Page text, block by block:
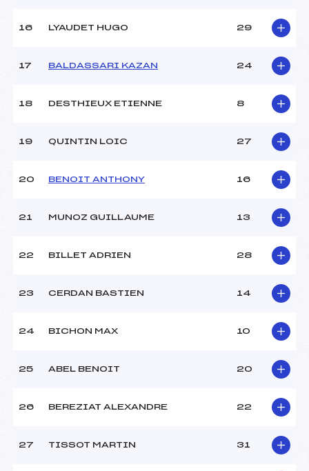
16 LYAUDET HUGO 29
17 BALDASSARI KAZAN 24
18 DESTHIEUX ETIENNE 8
19 QUINTIN LOIC 27
20 BENOIT ANTHONY 16
21 MUNOZ GUILLAUME 13
22 BILLET ADRIEN 28
23 CERDAN BASTIEN 14
24 BICHON MAX 10
25 ABEL BENOIT 20
26 BEREZIAT ALEXANDRE 22
27 TISSOT MARTIN 31